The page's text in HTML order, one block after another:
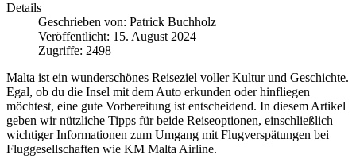
Details
Geschrieben von: Patrick Buchholz
Veröffentlicht: 15. August 2024
Zugriffe: 2498
Malta ist ein wunderschönes Reiseziel voller Kultur und Geschichte.
Egal, ob du die Insel mit dem Auto erkunden oder hinfliegen
möchtest, eine gute Vorbereitung ist entscheidend. In diesem Artikel
geben wir nützliche Tipps für beide Reiseoptionen, einschließlich
wichtiger Informationen zum Umgang mit Flugverspätungen bei
Fluggesellschaften wie KM Malta Airline.